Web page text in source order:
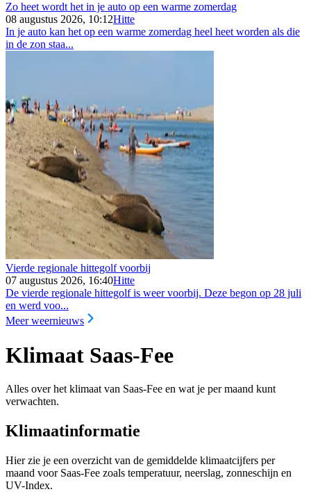
Zo heet wordt het in je auto op een warme zomerdag
08 augustus 2026, 10:12Hitte
In je auto kan het op een warme zomerdag heel heet worden als die
in de zon staa...
Vierde regionale hittegolf voorbij
07 augustus 2026, 16:40Hitte
De vierde regionale hittegolf is weer voorbij. Deze begon op 28 juli
en werd voo...
Meer weernieuws
Klimaat Saas-Fee
Alles over het klimaat van Saas-Fee en wat je per maand kunt
verwachten.
Klimaatinformatie
Hier zie je een overzicht van de gemiddelde klimaatcijfers per
maand voor Saas-Fee zoals temperatuur, neerslag, zonneschijn en
UV-Index.